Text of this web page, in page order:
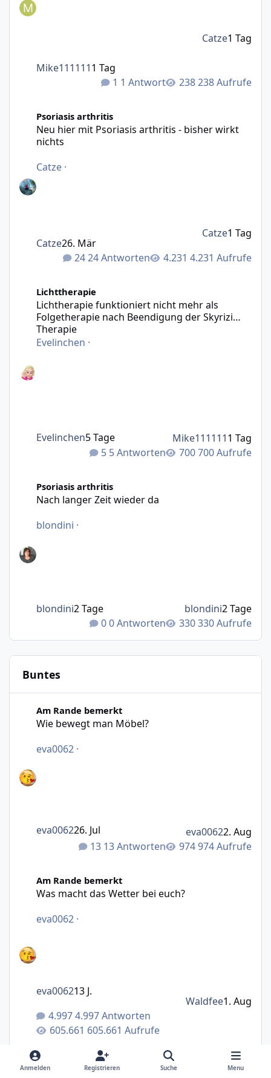
1 Antwort 238 Aufrufe
Mike1111111 Tag
Catze1 Tag
Psoriasis arthritis
Neu hier mit Psoriasis arthritis - bisher wirkt
nichts
Catze ·
24 Antworten 4.231 Aufrufe
Catze26. Mär
Catze1 Tag
Lichttherapie
Lichtherapie funktioniert nicht mehr als
Folgetherapie nach Beendigung der Skyrizi
Therapie
Evelinchen ·
5 Antworten 700 Aufrufe
Evelinchen5 Tage Mike1111111 Tag
Psoriasis arthritis
Nach langer Zeit wieder da
blondini ·
0 Antworten 330 Aufrufe
blondini2 Tage blondini2 Tage
Buntes
Am Rande bemerkt
Wie bewegt man Möbel?
eva0062 ·
13 Antworten 974 Aufrufe
eva006226. Jul eva00622. Aug
Am Rande bemerkt
Was macht das Wetter bei euch?
eva0062 ·
4.997 Antworten
605.661 Aufrufe
eva006213 J.
Waldfee1. Aug
Abstimmung für August-Motto (Fotowettbewerb)
Spaß & Spiel
Anmelden Registrieren Suche Menu